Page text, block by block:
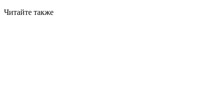
Читайте также